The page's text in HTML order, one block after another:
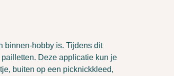
binnen-hobby is. Tijdens dit
Deze applicatie kun je
buiten op een picknickkleed,